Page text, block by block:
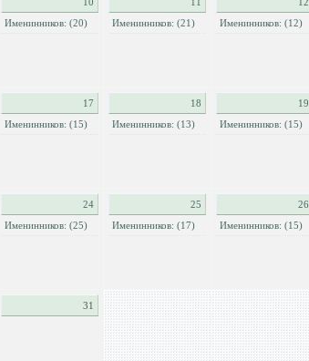
Именинников: (20)
Именинников: (21)
Именинников: (12)
17
Именинников: (15)
18
Именинников: (13)
19
Именинников: (15)
24
Именинников: (25)
25
Именинников: (17)
26
Именинников: (15)
31